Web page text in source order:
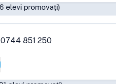
elevi promovați)
0744 851 250